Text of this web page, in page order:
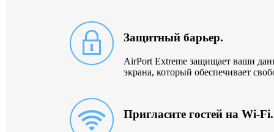
Защитный барьер.
AirPort Extreme защищает ваши
экрана, который обеспечивает
Пригласите гостей на Wi-Fi.